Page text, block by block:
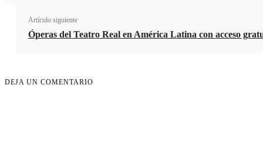
Artículo siguiente
Óperas del Teatro Real en América Latina con acceso
DEJA UN COMENTARIO